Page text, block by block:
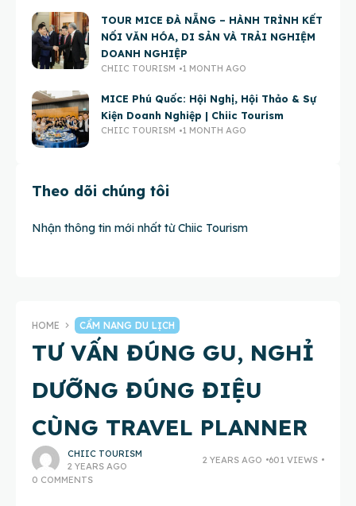
TOUR MICE ĐÀ NẴNG – HÀNH TRÌNH KẾT
NỐI VĂN HÓA, DI SẢN VÀ TRẢI NGHIỆM
DOANH NGHIỆP
CHIIC TOURISM 1 MONTH AGO
MICE Phú Quốc: Hội Nghị, Hội Thảo & Sự
Kiện Doanh Nghiệp | Chiic Tourism
CHIIC TOURISM 1 MONTH AGO
Theo dõi chúng tôi
Nhận thông tin mới nhất từ Chiic Tourism
HOME CẨM NANG DU LỊCH
TƯ VẤN ĐÚNG GU, NGHỈ
DƯỠNG ĐÚNG ĐIỆU
CÙNG TRAVEL PLANNER
CHIIC TOURISM
2 YEARS AGO
2 YEARS AGO
601 VIEWS
0 COMMENTS